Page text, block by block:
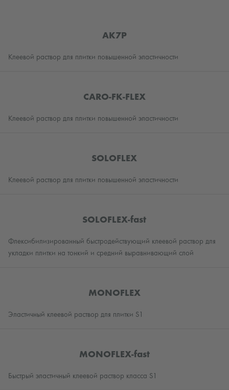
AK7P
Клеевой раствор для плитки повышенной эластичности
CARO-FK-FLEX
Клеевой раствор для плитки повышенной эластичности
SOLOFLEX
Клеевой раствор для плитки повышенной эластичности
SOLOFLEX-fast
Флексибилизированный быстродействующий клеевой раствор для
укладки плитки на тонкий и средний выравнивающий слой
MONOFLEX
Эластичный клеевой раствор для плитки S1
MONOFLEX-fast
Быстрый эластичный клеевой раствор класса S1